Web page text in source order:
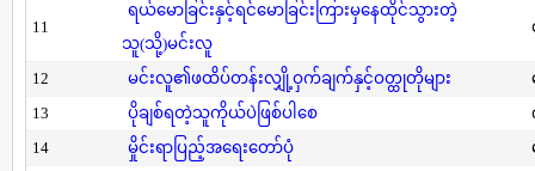
11
ရယ်မောခြင်းနှင့်ရင်မောခြင်းကြားမှနေထိုင်သွားတဲ့
သူ(သို့)မင်းလူ
12 မင်းလူ၏ဖထိပ်တန်းလျှို့ဝှက်ချက်နှင့်ဝတ္ထုတိုများ
13
ပိုချစ်ရတဲ့သူကိုယ်ပဲဖြစ်ပါစေ
14
မှိုင်းရာပြည့်အရေးတော်ပုံ